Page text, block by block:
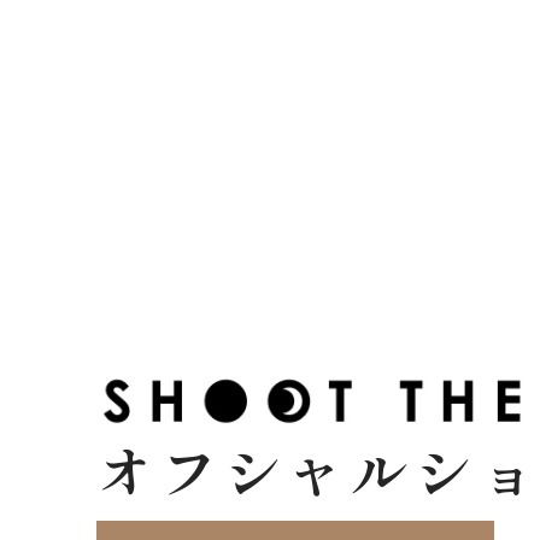
オフシャルシ